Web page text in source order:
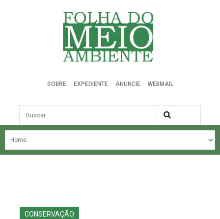
Folha do Meio Ambiente
SOBRE EXPEDIENTE ANUNCIE WEBMAIL
Busca
NOSSA HISTÓRIA
EDIÇÕES ANTERIORES
CONSERVAÇÃO